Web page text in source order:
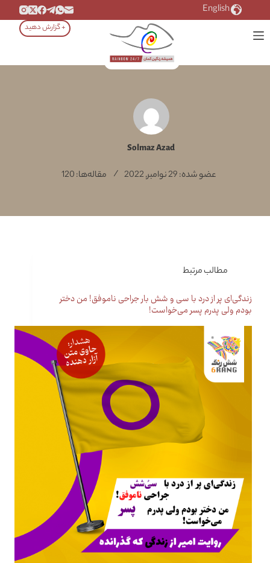
به
محتوا
English
+ گزارش دهید
Solmaz Azad
عضو شده: 29 نوامبر, 2022 مقاله‌ها: 120
مطالب مرتبط
زندگی‌ای پر از درد با سی و شش بار جراحی ناموفق! من دختر
بودم ولی پدرم پسر می‌خواست!